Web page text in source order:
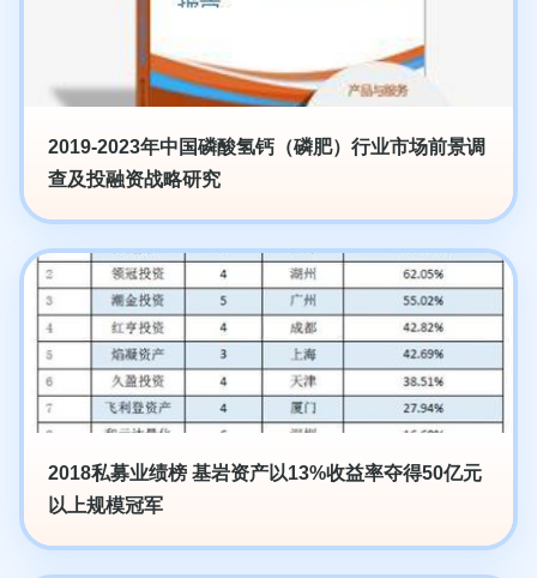
2019-2023年中国磷酸氢钙（磷肥）行业市场前景调
查及投融资战略研究
2018私募业绩榜 基岩资产以13%收益率夺得50亿元
以上规模冠军